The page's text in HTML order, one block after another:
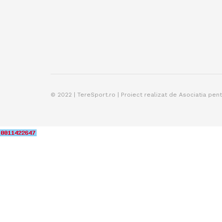
© 2022 | TereSport.ro | Proiect realizat de Asociatia